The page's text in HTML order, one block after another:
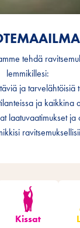
tehdä
lemmikillesi:
ja tarvelähtöisiä
ja kaikkina
laatuvaatimukset
tehdä
lemmikillesi:
ja tarvelähtöisiä
ja kaikkina
laatuvaatimukset
Kissat